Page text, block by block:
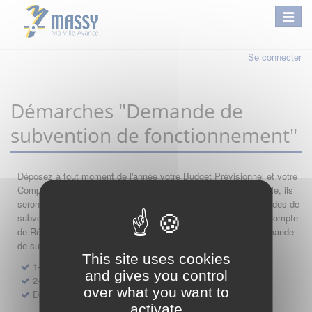
Se connecter
Démarches "Demande de
subvention de fonctionnement"
Déposez à tout moment de l'année votre Budget Prévisionnel et votre
Compte de Résultat : si leur année comptable est encore valable, ils
seront automatiquement réutilisés lors de vos nouvelles demandes de
subvention. Par conséquent merci de saisir dans l'ordre votre Compte
de Résultat, votre Budget Prévisionnel, et de finir par votre demande
de subvention.
1- Dépôt de Compte de Résultat de Fonctionnement
2- Dépôt de Budget Prévisionnel de Fonctionnement
Demande de subvention de fonctionnement 2027
This site uses cookies
and gives you control
over what you want to
activate